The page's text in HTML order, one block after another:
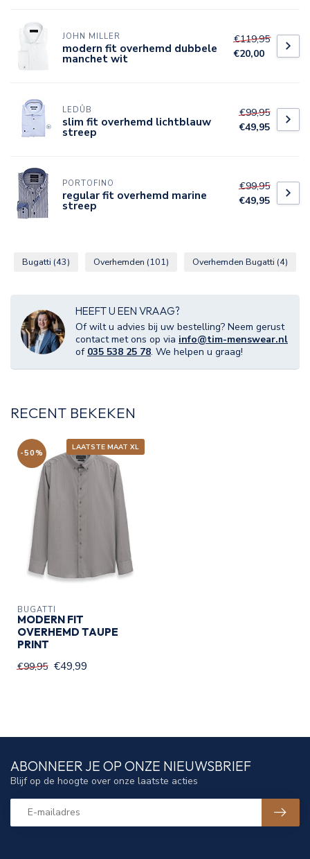
JOHN MILLER
modern fit overhemd dubbele
manchet wit
€119,95
€20,00
LEDÛB
slim fit overhemd lichtblauw
streep
€99,95
€49,95
PORTOFINO
regular fit overhemd marine
streep
€99,95
€49,95
Bugatti (43) Overhemden (101) Overhemden Bugatti (4)
HEEFT U EEN VRAAG?
Of wilt u advies bij uw bestelling? Neem gerust
contact met ons op via info@tim-menswear.nl
of 035 538 25 78. We helpen u graag!
RECENT BEKEKEN
LAATSTE MAAT XL
-50%
BUGATTI
MODERN FIT
OVERHEMD TAUPE
PRINT
€99,95 €49,99
ABONNEER JE OP ONZE NIEUWSBRIEF
Blijf op de hoogte over onze laatste acties